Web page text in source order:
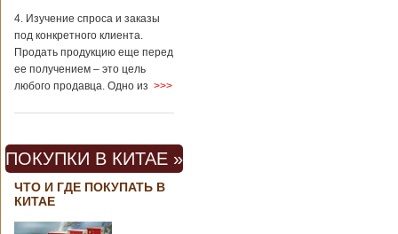
4. Изучение спроса и заказы
под конкретного клиента.
Продать продукцию еще перед
ее получением – это цель
любого продавца. Одно из >>>
ПОКУПКИ В КИТАЕ »
ЧТО И ГДЕ ПОКУПАТЬ В
КИТАЕ